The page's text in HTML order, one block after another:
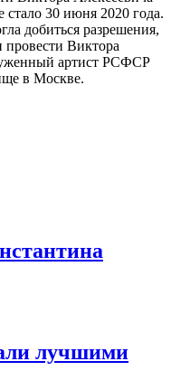
стало 30 июня 2020 года.
добиться разрешения,
Виктора
артист РСФСР
в Москве.
лучшими